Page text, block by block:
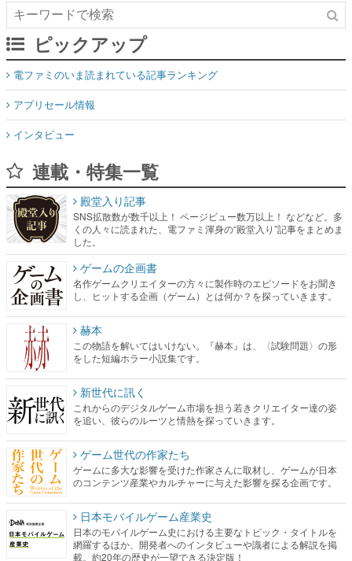
電ファミのいま読まれている記事ランキング
アプリセール情報
インタビュー
連載・特集一覧
くの人々に読まれた、電ファミ渾身の“殿堂入り”記事をまとめま
した。
ゲームの企画書
名作ゲームクリエイターの方々に製作時のエピソードをお聞き
し、ヒットする企画（ゲーム）とは何か？を探っていきます。
赫本
この物語を解いてはいけない。『赫本』は、〈試験問題〉の形
をした短編ホラー小説集です。
新世代に訊く
これからのデジタルゲーム市場を担う若きクリエイター達の姿
を追い、彼らのルーツと情熱を探っていきます。
ゲーム世代の作家たち
ゲームに多大な影響を受けた作家さんに取材し、ゲームが日本
のコンテンツ産業やカルチャーに与えた影響を探る企画です。
日本モバイルゲーム産業史
日本のモバイルゲーム史における主要なトピック・タイトルを
網羅するほか、開発者へのインタビューや識者による解説を掲
若ゲのいたり〜ゲームクリエイターの青春〜
『うつヌケ』『ペンと箸』等で知られるマンガ家・田中圭一先
生によるゲーム業界レポートマンガです。